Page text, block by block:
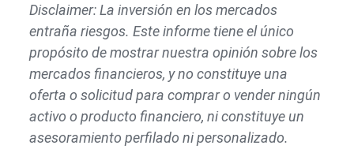
Disclaimer: La inversión en los mercados
entraña riesgos. Este informe tiene el único
propósito de mostrar nuestra opinión sobre los
mercados financieros, y no constituye una
oferta o solicitud para comprar o vender ningún
activo o producto financiero, ni constituye un
asesoramiento perfilado ni personalizado.